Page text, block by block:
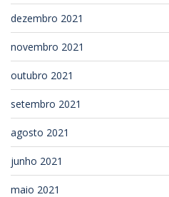
dezembro 2021
novembro 2021
outubro 2021
setembro 2021
agosto 2021
junho 2021
maio 2021